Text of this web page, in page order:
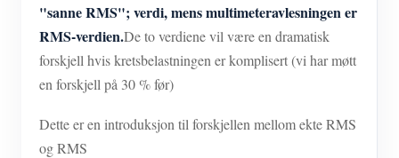
"sanne RMS"; verdi, mens multimeteravlesningen er
RMS-verdien.De to verdiene vil være en dramatisk
forskjell hvis kretsbelastningen er komplisert (vi har møtt
en forskjell på 30 % før)
Dette er en introduksjon til forskjellen mellom ekte RMS
og RMS